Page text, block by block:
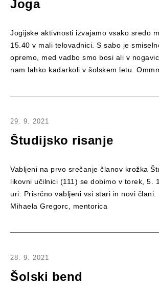
Joga
Jogijske aktivnosti izvajamo vsako sredo
15.40 v mali telovadnici. S sabo je
opremo, med vadbo smo bosi ali v
nam lahko kadarkoli v šolskem letu.
29. 9. 2021
Študijsko risanje
Vabljeni na prvo srečanje članov krožka
likovni učilnici (111) se dobimo v torek, 5.
uri. Prisrčno vabljeni vsi stari in novi člani.
Mihaela Gregorc, mentorica
28. 9. 2021
Šolski bend